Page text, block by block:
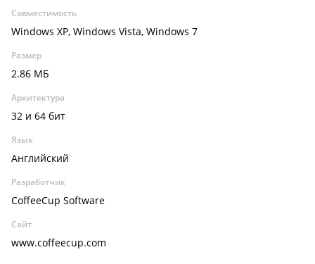
Совместимость
Windows XP, Windows Vista, Windows 7
Размер
2.86 МБ
Архитектура
32 и 64 бит
Язык
Английский
Разработчик
CoffeeCup Software
Сайт
www.coffeecup.com